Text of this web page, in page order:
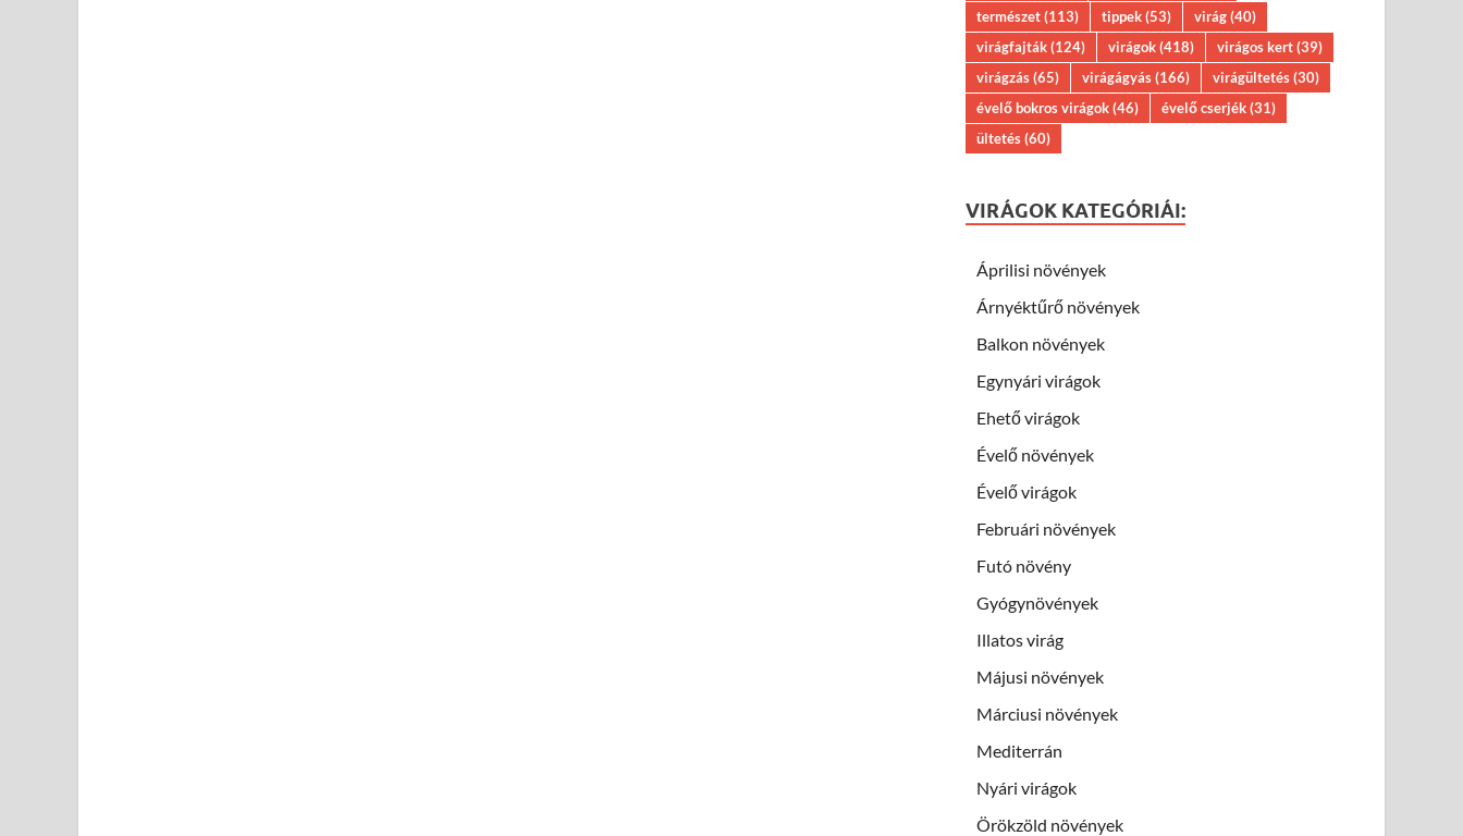
természet(113) tippek(53) virág(40)
virágfajták(124) virágok(418) virágos kert(39)
virágzás(65) virágágyás(166) virágültetés(30)
évelő bokros virágok(46) évelő cserjék(31)
ültetés(60)
VIRÁGOK KATEGÓRIÁI:
Áprilisi növények
Árnyéktűrő növények
Balkon növények
Egynyári virágok
Ehető virágok
Évelő növények
Évelő virágok
Februári növények
Futó növény
Gyógynövények
Illatos virág
Májusi növények
Márciusi növények
Mediterrán
Nyári virágok
Örökzöld növények